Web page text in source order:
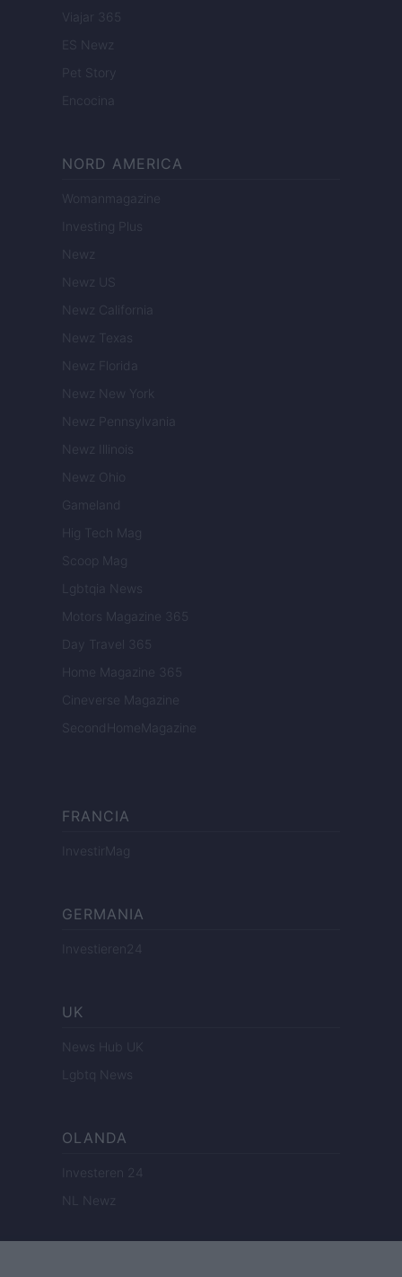
Viajar 365
ES Newz
Pet Story
Encocina
NORD AMERICA
Womanmagazine
Investing Plus
Newz
Newz US
Newz California
Newz Texas
Newz Florida
Newz New York
Newz Pennsylvania
Newz Illinois
Newz Ohio
Gameland
Hig Tech Mag
Scoop Mag
Lgbtqia News
Motors Magazine 365
Day Travel 365
Home Magazine 365
Cineverse Magazine
SecondHomeMagazine
FRANCIA
InvestirMag
GERMANIA
Investieren24
UK
News Hub UK
Lgbtq News
OLANDA
Investeren 24
NL Newz